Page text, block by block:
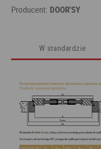
Producent: DOOR'SY
W standardzie